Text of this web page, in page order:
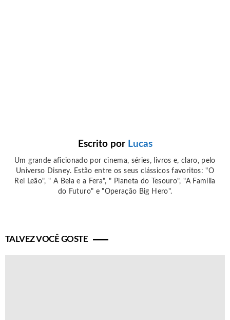
Escrito por Lucas
Um grande aficionado por cinema, séries, livros e, claro, pelo
Universo Disney. Estão entre os seus clássicos favoritos: "O
Rei Leão", " A Bela e a Fera", " Planeta do Tesouro", "A Família
do Futuro" e "Operação Big Hero".
TALVEZ VOCÊ GOSTE